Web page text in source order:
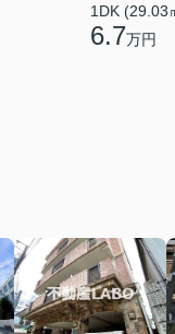
1DK (29.03
6.7万円